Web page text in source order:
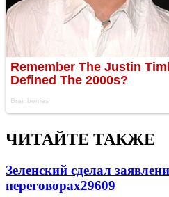
ЧИТАЙТЕ ТАКЖЕ
Зеленский сделал
переговорах29609